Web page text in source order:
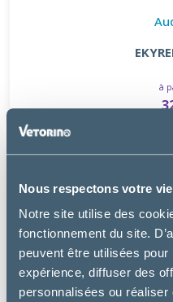
Nous respectons votre
Notre site utilise des
fonctionnement du site.
peuvent être utilisées
expérience, diffuser des
personnalisées ou
à